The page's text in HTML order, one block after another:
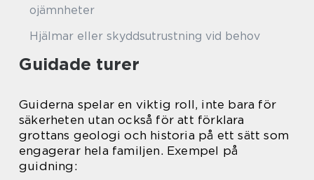
ojämnheter
Hjälmar eller skyddsutrustning vid behov
Guidade turer
Guiderna spelar en viktig roll, inte bara för
säkerheten utan också för att förklara
grottans geologi och historia på ett sätt som
engagerar hela familjen. Exempel på
guidning: